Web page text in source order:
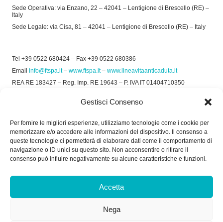
Gestisci Consenso
Per fornire le migliori esperienze, utilizziamo tecnologie come i cookie per
memorizzare e/o accedere alle informazioni del dispositivo. Il consenso a
queste tecnologie ci permetterà di elaborare dati come il comportamento di
navigazione o ID unici su questo sito. Non acconsentire o ritirare il
consenso può influire negativamente su alcune caratteristiche e funzioni.
Accetta
Nega
Sede Operativa: via Enzano, 22 – 42041 – Lentigione di Brescello (RE) –
Italy
Sede Legale: via Cisa, 81 – 42041 – Lentigione di Brescello (RE) – Italy
Tel +39 0522 680424 – Fax +39 0522 680386
Email info@ftspa.it– www.ftspa.it– www.lineavitaanticaduta.it
REA RE 183427 – Reg. Imp. RE 19643 – P. IVA IT 01404710350
Privacy Policy–Cookie Policy
SOCIAL
Dal Lunedì al Venerdì: 8.00/12.30 - 13.30/17.30